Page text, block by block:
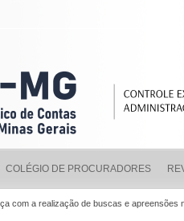
COLÉGIO DE PROCURADORES
com a realização de buscas e apreensões